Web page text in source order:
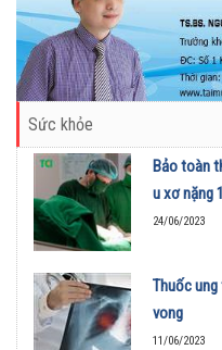
Sức khỏe
Bảo toàn
u xơ nặng
24/06/2023
Thuốc
vong
11/06/2023